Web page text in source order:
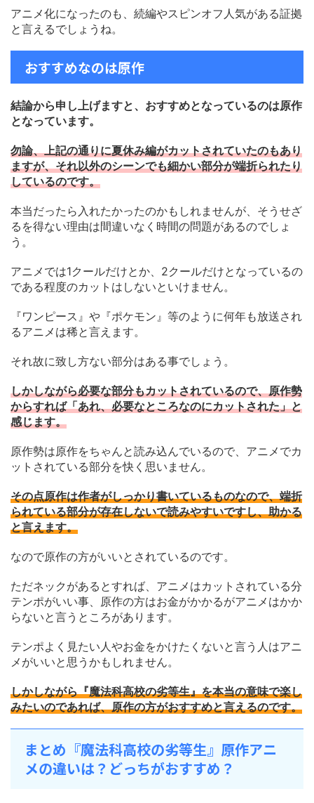
アニメ化になったのも、続編やスピンオフ人気がある証拠
と言えるでしょうね。
おすすめなのは原作
結論から申し上げますと、おすすめとなっているのは原作
となっています。
勿論、上記の通りに夏休み編がカットされていたのもあり
ますが、それ以外のシーンでも細かい部分が端折られたり
しているのです。
本当だったら入れたかったのかもしれませんが、そうせざ
るを得ない理由は間違いなく時間の問題があるのでしょ
う。
アニメでは1クールだけとか、2クールだけとなっているの
である程度のカットはしないといけません。
『ワンピース』や『ポケモン』等のように何年も放送され
るアニメは稀と言えます。
それ故に致し方ない部分はある事でしょう。
しかしながら必要な部分もカットされているので、原作勢
からすれば「あれ、必要なところなのにカットされた」と
感じます。
原作勢は原作をちゃんと読み込んでいるので、アニメでカ
ットされている部分を快く思いません。
その点原作は作者がしっかり書いているものなので、端折
られている部分が存在しないで読みやすいですし、助かる
と言えます。
なので原作の方がいいとされているのです。
ただネックがあるとすれば、アニメはカットされている分
テンポがいい事、原作の方はお金がかかるがアニメはかか
らないと言うところがあります。
テンポよく見たい人やお金をかけたくないと言う人はアニ
メがいいと思うかもしれません。
しかしながら『魔法科高校の劣等生』を本当の意味で楽し
みたいのであれば、原作の方がおすすめと言えるのです。
まとめ『魔法科高校の劣等生』原作アニ
メの違いは？どっちがおすすめ？